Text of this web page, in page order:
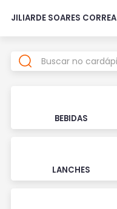
JILIARDE SOARES CORREA
BEBIDAS
LANCHES